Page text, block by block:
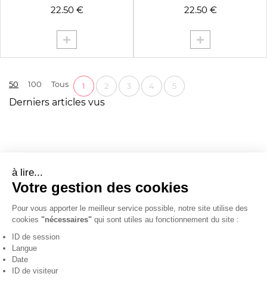
22.50 € 22.50 €
50 100 Tous 1 2 3 4 5
Derniers articles vus
à lire...
Votre gestion des cookies
Pour vous apporter le meilleur service possible, notre site utilise des
cookies "nécessaires" qui sont utiles au fonctionnement du site :
ID de session
Langue
Date
ID de visiteur